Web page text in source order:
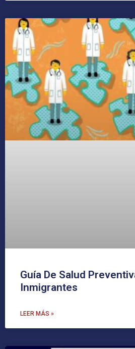
Guía De Salud
Inmigrantes
LEER MÁS »